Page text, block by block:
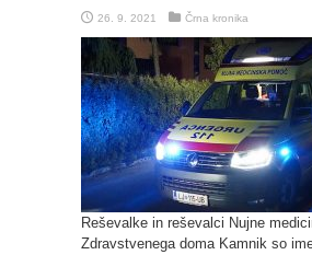
26. 9. 2021 Črna kronika
Reševalke in reševalci Nujne
Zdravstvenega doma Kamnik so